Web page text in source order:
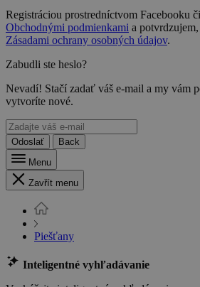
Registráciou prostredníctvom Facebooku
Obchodnými podmienkami a
Zásadami ochrany osobných údajov.
Zabudli ste heslo?
Nevadí! Stačí zadať váš e-mail a my vám
vytvoríte nové.
Odoslať
Back
Menu
Zavřít menu
Piešťany
Inteligentné vyhľadávanie